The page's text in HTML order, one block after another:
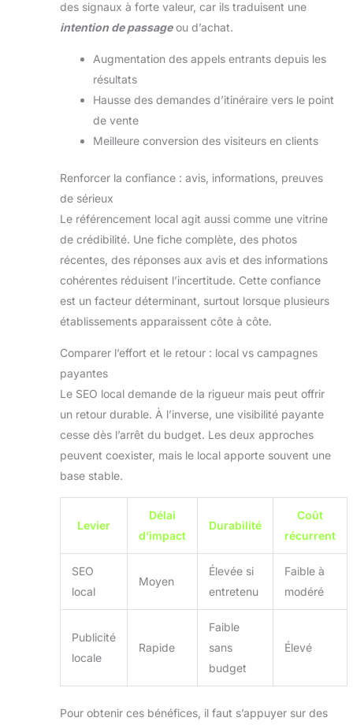
des signaux à forte valeur, car ils traduisent une
intention de passageou d’achat.
Augmentation des appels entrants depuis les
résultats
Hausse des demandes d’itinéraire vers le point
de vente
Meilleure conversion des visiteurs en clients
Renforcer la confiance : avis, informations, preuves
de sérieux
Le référencement local agit aussi comme une vitrine
de crédibilité. Une fiche complète, des photos
récentes, des réponses aux avis et des informations
cohérentes réduisent l’incertitude. Cette confiance
est un facteur déterminant, surtout lorsque plusieurs
établissements apparaissent côte à côte.
Comparer l’effort et le retour : local vs campagnes
payantes
Le SEO local demande de la rigueur mais peut offrir
un retour durable. À l’inverse, une visibilité payante
cesse dès l’arrêt du budget. Les deux approches
peuvent coexister, mais le local apporte souvent une
base stable.
Levier
Délai
d’impact
Durabilité
Coût
récurrent
SEO
local
Moyen
Élevée si
entretenu
Faible à
modéré
Publicité
locale
Rapide
Faible
sans
budget
Élevé
Pour obtenir ces bénéfices, il faut s’appuyer sur des